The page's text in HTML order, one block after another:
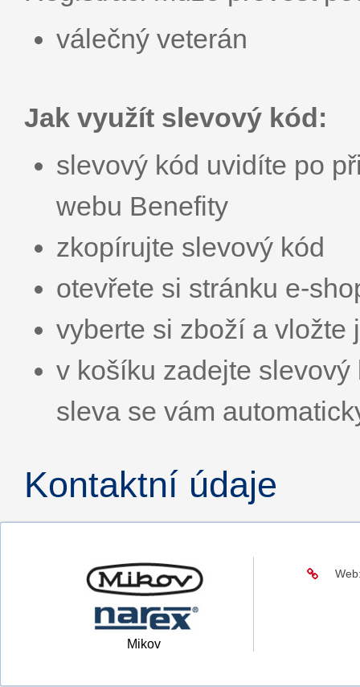
válečný veterán
Jak využít slevový kód:
slevový kód uvidíte po
webu Benefity
zkopírujte slevový kód
otevřete si stránku e-
vyberte si zboží a vložte
v košíku zadejte
sleva se vám
Kontaktní údaje
Mikov